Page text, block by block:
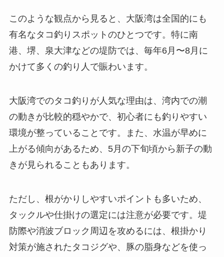
このような観点から見ると、大阪湾は全国的にも
有名なタコ釣りスポットのひとつです。特に南
港、堺、泉大津などの堤防では、毎年6月〜8月に
かけて多くの釣り人で賑わいます。
大阪湾でのタコ釣りが人気な理由は、湾内での潮
の動きが比較的穏やかで、初心者にも釣りやすい
環境が整っていることです。また、水温が早めに
上がる傾向があるため、5月の下旬頃から新子の動
きが見られることもあります。
ただし、根がかりしやすいポイントも多いため、
タックルや仕掛けの選定には注意が必要です。堤
防際や消波ブロック周辺を攻めるには、根掛かり
対策が施されたタコジグや、豚の脂身などを使っ